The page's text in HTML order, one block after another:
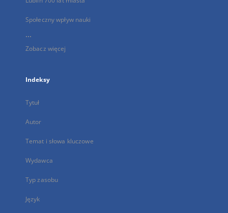
Społeczny wpływ nauki
...
Zobacz więcej
Indeksy
Tytuł
Autor
Temat i słowa kluczowe
Wydawca
Typ zasobu
Język